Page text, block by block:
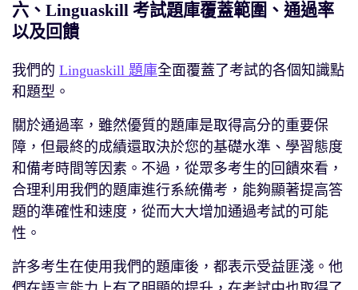
六、Linguaskill 考試題庫覆蓋範圍、通過率
以及回饋
我們的 Linguaskill 題庫全面覆蓋了考試的各個知識點
和題型。
關於通過率，雖然優質的題庫是取得高分的重要保
障，但最終的成績還取決於您的基礎水準、學習態度
和備考時間等因素。不過，從眾多考生的回饋來看，
合理利用我們的題庫進行系統備考，能夠顯著提高答
題的準確性和速度，從而大大增加通過考試的可能
性。
許多考生在使用我們的題庫後，都表示受益匪淺。他